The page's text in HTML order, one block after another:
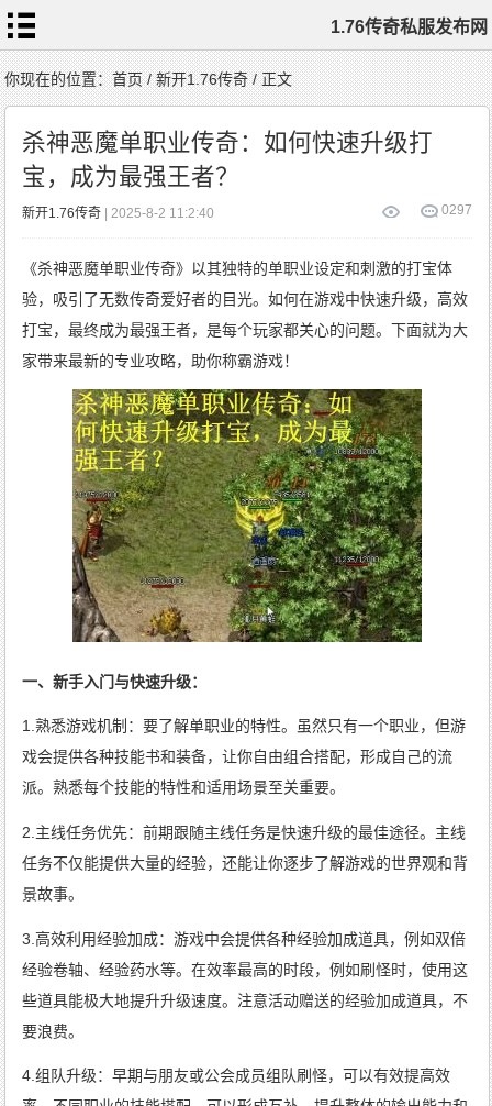
1.76传奇私服发布网
首
页
1.76
传
奇
私
服
1.76
复
传
奇
1.76
1.76
传
奇
标
签
云
你现在的位置：首页/新开1.76传奇/ 正文
杀神恶魔单职业传奇：如何快速升级打
宝，成为最强王者？
297
0
新开1.76传奇 | 2025-8-2 11:2:40
《杀神恶魔单职业传奇》以其独特的单职业设定和刺激的打宝体
验，吸引了无数传奇爱好者的目光。如何在游戏中快速升级，高效
打宝，最终成为最强王者，是每个玩家都关心的问题。下面就为大
家带来最新的专业攻略，助你称霸游戏！
一、新手入门与快速升级：
1.熟悉游戏机制：要了解单职业的特性。虽然只有一个职业，但游
戏会提供各种技能书和装备，让你自由组合搭配，形成自己的流
派。熟悉每个技能的特性和适用场景至关重要。
2.主线任务优先：前期跟随主线任务是快速升级的最佳途径。主线
任务不仅能提供大量的经验，还能让你逐步了解游戏的世界观和背
景故事。
3.高效利用经验加成：游戏中会提供各种经验加成道具，例如双倍
经验卷轴、经验药水等。在效率最高的时段，例如刷怪时，使用这
些道具能极大地提升升级速度。注意活动赠送的经验加成道具，不
要浪费。
4.组队升级：早期与朋友或公会成员组队刷怪，可以有效提高效